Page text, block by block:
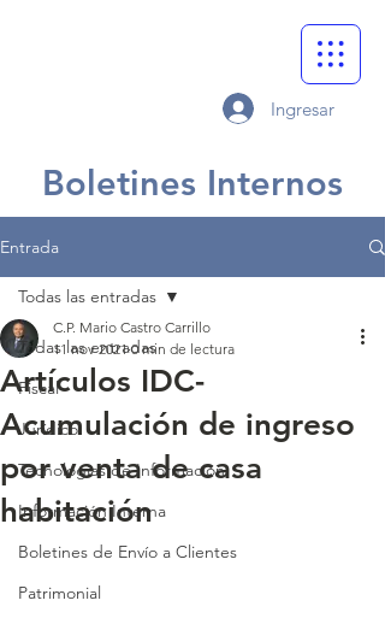
Ingresar
Boletines Internos
Entrada
Todas las entradas
Fiscal
Jurídico
Tecnologías de Información
Información Interna
Boletines de Envío a Clientes
Patrimonial
Todas las entradas
Artículos IDC-
Acumulación de ingreso
por venta de casa
habitación
C.P. Mario Castro Carrillo
11 nov 2021 0 min de lectura